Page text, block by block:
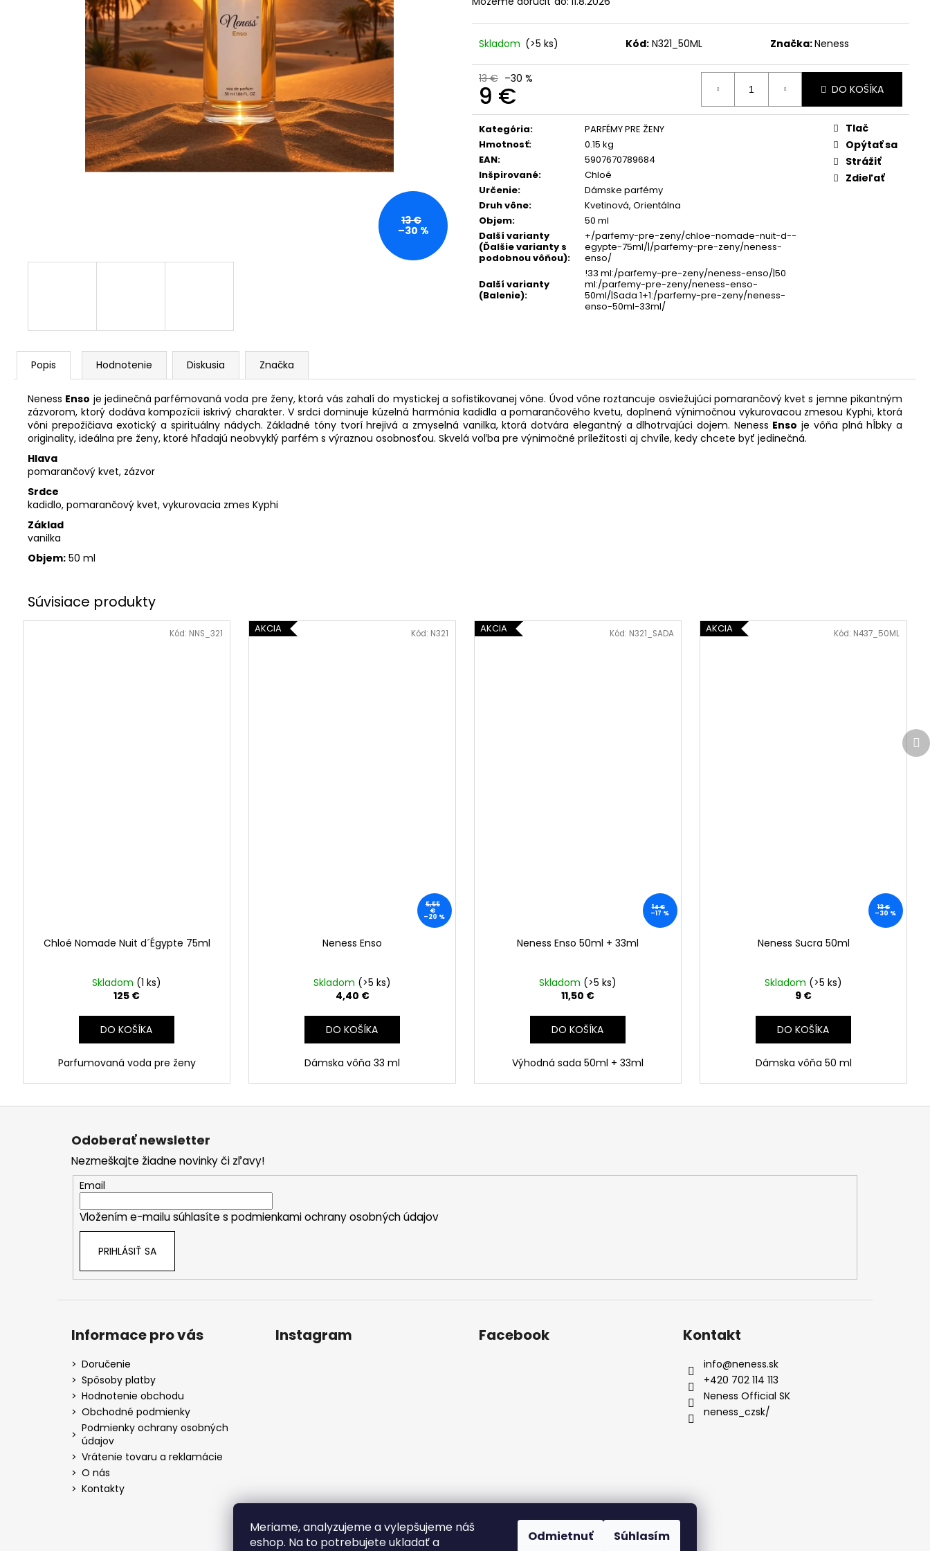
Meriame, analyzujeme a vylepšujeme náš
eshop. Na to potrebujete ukladať a
Odmietnuť Súhlasím
Skladom (>5 ks) Kód: N321_50ML Značka:Neness
13 € –30 %
9 €
Jednotková
cena:
DO KOŠÍKA
Kategória:
PARFÉMY PRE ŽENY
Hmotnosť:
0.15 kg
EAN:
5907670789684
Inšpirované:
Chloé
Určenie:
Dámske parfémy
Druh vône:
Kvetinová, Orientálna
Objem:
50 ml
Další varianty
(Ďalšie varianty s
podobnou vôňou):
+/parfemy-pre-zeny/chloe-nomade-nuit-d--
egypte-75ml/|/parfemy-pre-zeny/neness-
enso/
Další varianty
(Balenie):
!33 ml:/parfemy-pre-zeny/neness-enso/|50
ml:/parfemy-pre-zeny/neness-enso-
50ml/|Sada 1+1:/parfemy-pre-zeny/neness-
enso-50ml-33ml/
Tlač
Opýtať sa
Strážiť
Zdieľať
13 €
–30 %
Popis Hodnotenie Diskusia Značka
Neness Enso je jedinečná parfémovaná voda pre ženy, ktorá vás zahalí do mystickej a sofistikovanej vône. Úvod vône roztancuje osviežujúci pomarančový kvet s jemne pikantným
zázvorom, ktorý dodáva kompozícii iskrivý charakter. V srdci dominuje kúzelná harmónia kadidla a pomarančového kvetu, doplnená výnimočnou vykurovacou zmesou Kyphi, ktorá
vôni prepožičiava exotický a spirituálny nádych. Základné tóny tvorí hrejivá a zmyselná vanilka, ktorá dotvára elegantný a dlhotrvajúci dojem. Neness Enso je vôňa plná hĺbky a
originality, ideálna pre ženy, ktoré hľadajú neobvyklý parfém s výraznou osobnosťou. Skvelá voľba pre výnimočné príležitosti aj chvíle, kedy chcete byť jedinečná.
Hlava
pomarančový kvet, zázvor
Srdce
kadidlo, pomarančový kvet, vykurovacia zmes Kyphi
Základ
vanilka
Objem: 50 ml
Chloé Nomade Nuit d´Égypte 75ml
Skladom (1 ks)
125 €
DO KOŠÍKA
Parfumovaná voda pre ženy
Kód: NNS_321 AKCIA
5,55
€
–20 %
Neness Enso
Skladom (>5 ks)
4,40 €
DO KOŠÍKA
Dámska vôňa 33 ml
Kód: N321 AKCIA
14 €
–17 %
Neness Enso 50ml + 33ml
Skladom (>5 ks)
11,50 €
DO KOŠÍKA
Výhodná sada 50ml + 33ml
Kód: N321_SADA AKCIA
13 €
–30 %
Neness Sucra 50ml
Skladom (>5 ks)
9 €
DO KOŠÍKA
Dámska vôňa 50 ml
Kód: N437_50ML
SOL DE VERANO SWEET APPLE BODY
MIST
9,50 €
Pôvodne:12 €
365 DAYS FOR MEN PARFUM S
FEROMÓNMI PRE MUŽOV 50 ML
39 €
Pôvodne:46,80 €
NANOLASH EYELASH SÉRUM 3 ML
35 €
Odoberať newsletter
Nezmeškajte žiadne novinky či zľavy!
Email
Vložením e-mailu súhlasíte s podmienkami ochrany osobných údajov
PRIHLÁSIŤ SA
Informace pro vás
Doručenie
Spôsoby platby
Hodnotenie obchodu
Obchodné podmienky
Podmienky ochrany osobných
údajov
Vrátenie tovaru a reklamácie
O nás
Kontakty
Instagram Facebook Kontakt
info@neness.sk
+420 702 114 113
Neness Official SK
neness_czsk/